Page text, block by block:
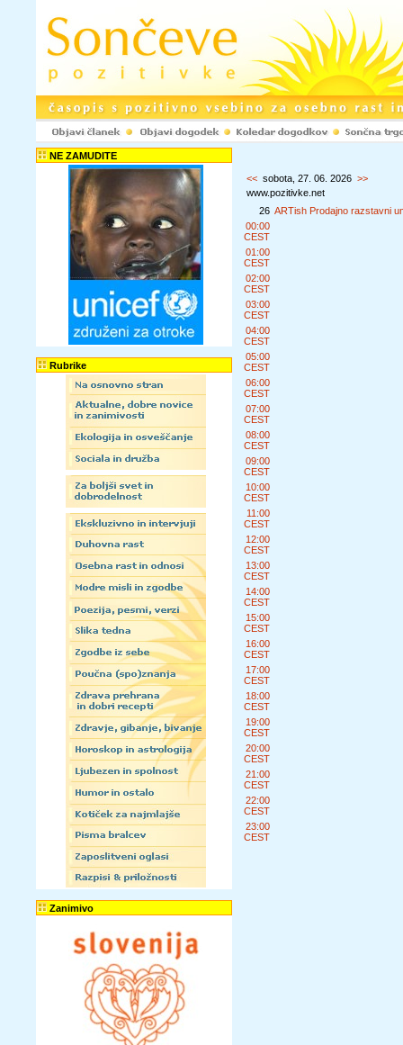
NE ZAMUDITE
Rubrike
Zanimivo
<< sobota, 27. 06. 2026 >>
www.pozitivke.net
26 ARTish Prodajno razstavni
00:00
CEST
01:00
CEST
02:00
CEST
03:00
CEST
04:00
CEST
05:00
CEST
06:00
CEST
07:00
CEST
08:00
CEST
09:00
CEST
10:00
CEST
11:00
CEST
12:00
CEST
13:00
CEST
14:00
CEST
15:00
CEST
16:00
CEST
17:00
CEST
18:00
CEST
19:00
CEST
20:00
CEST
21:00
CEST
22:00
CEST
23:00
CEST